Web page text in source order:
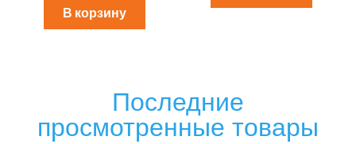
В корзину
Последние
просмотренные товары